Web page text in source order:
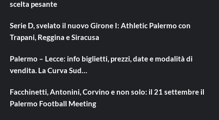
scelta pesante
Serie D, svelato il nuovo Girone I: Athletic Palermo con
Trapani, Reggina e Siracusa
Palermo – Lecce: info biglietti, prezzi, date e modalità di
vendita. La Curva Sud…
Facchinetti, Antonini, Corvino e non solo: il 21 settembre il
Palermo Football Meeting